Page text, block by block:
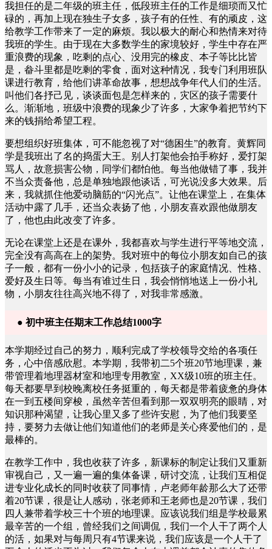
我担任的是二年级的班主任，低段班主任的工作是细琐而又忙
碌的，再加上现在独生子女多，孩子有的任性、有的顽皮，这
给教学工作带来了一定的麻烦。我以极大的耐心和热情来对待
我班的学生。由于现在大多数学生的家境较好，学生中存在严
重浪费的现象，吃剩的点心、没用完的橡皮、本子等比比皆
是，畚斗里都是吃剩的零食，面对这种情况，我专门利用班队
课进行教育，给他们讲革命故事，想想战争年代人们的生活。
叫他们各抒己见，谈谈面包是怎样来的，灾区的孩子需要什
么。渐渐地，班级中浪费的现象少了许多，大家争着把节约下
来的钱捐给希望工程。
要想组织好班集体，可不能忽视了对“德困生”的教育。黄辉同
学是我班出了名的捣蛋大王。别人打架他会拍手称好，爱打架
骂人，故意损害公物，同学们都怕他。每当他做错了事，我并
不当众责备他，总是单独地跟他谈话，可光说没多大效果。后
来，我就抓住他爱动脑筋的“闪光点”。让他在课堂上，在集体
活动中露了几手，还当众表扬了他，小朋友喜欢跟他做朋友
了，他也由此改变了许多。
无论在课堂上还是在课外，我都喜欢与学生进行平等地交流，
完全没有高高在上的架势。我对班中的每位小朋友如自己的孩
子一般，都有一份小小的记录，包括孩子的家庭情况、性格、
爱好及生日等。每当有谁过生日，我会悄悄地送上一份小礼
物，小朋友往往高兴地不得了，对我非常感激。
● 初中班主任期末工作总结1000字
本学期经过自己的努力，顺利完成了学校领导交给的各项任
务，心中倍感欣慰。本学期，我带初二5个班20节地理课，兼
带管理着地理器材室和地理专用教室，XX级10班的班主任。
每天都要早到校晚离校任务挺重的，每天都是带着疲惫的身体
在一到五楼间穿梭，虽然辛苦但看到那一双双明亮的眼睛，对
知识那种渴望，让我心里又多了些许安慰，为了他们我要坚
持，要努力去做让他们知道他们的老师是关心疼爱他们的，是
最棒的。
在教学工作中，我也收获了许多，新课标的制定让我们又重新
审视自己，又一遍一遍的集体备课，研讨交流，让我们互相促
进专业化成长的同时收获了同事情，卢老师年龄那么大了还带
着20节课，很是让人感动，张老师和王老师也是20节课，我们
四人兼带着学校三十个班的地理课。应该说我们组是学校最累
最辛苦的一个组，曾经我们之间调侃，我们一个人干了两个人
的活，如果对与每周只有4节课来说，我们应该是一个人干了